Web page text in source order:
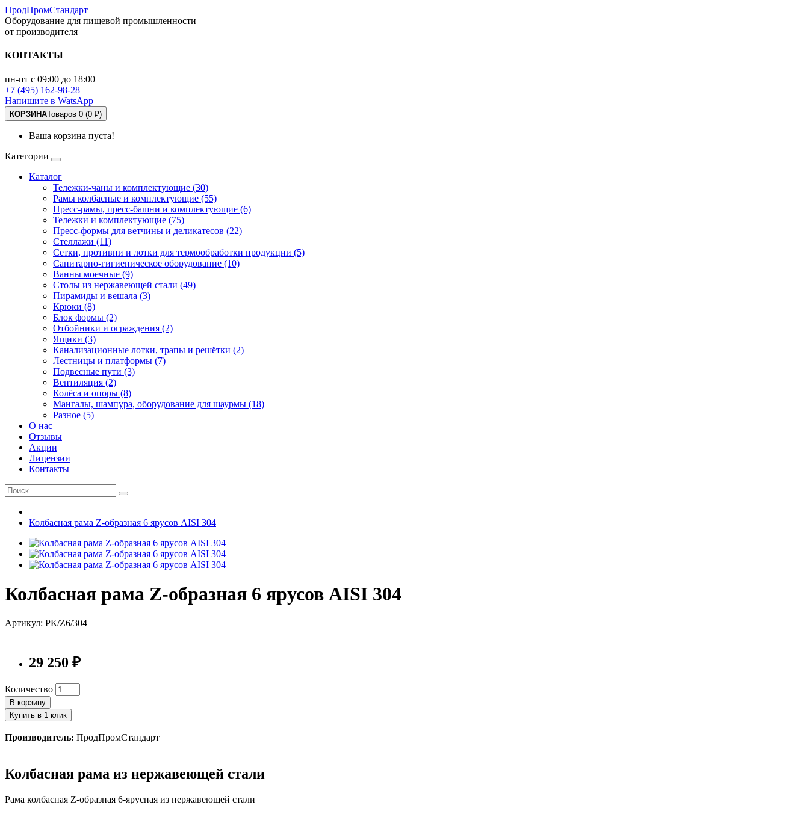
ПродПромСтандарт
Оборудование для пищевой промышленности
от производителя
КОНТАКТЫ
пн-пт с 09:00 до 18:00
+7 (495) 162-98-28
Напишите в WatsApp
КОРЗИНАТоваров 0 (0 ₽)
Ваша корзина пуста!
Категории
Каталог
Тележки-чаны и комплектующие (30)
Рамы колбасные и комплектующие (55)
Пресс-рамы, пресс-башни и комплектующие (6)
Тележки и комплектующие (75)
Пресс-формы для ветчины и деликатесов (22)
Стеллажи (11)
Сетки, противни и лотки для термообработки продукции (5)
Санитарно-гигиеническое оборудование (10)
Ванны моечные (9)
Столы из нержавеющей стали (49)
Пирамиды и вешала (3)
Крюки (8)
Блок формы (2)
Отбойники и ограждения (2)
Ящики (3)
Канализационные лотки, трапы и решётки (2)
Лестницы и платформы (7)
Подвесные пути (3)
Вентиляция (2)
Колёса и опоры (8)
Мангалы, шампура, оборудование для шаурмы (18)
Разное (5)
О нас
Отзывы
Акции
Лицензии
Контакты
Колбасная рама Z-образная 6 ярусов AISI 304
Колбасная рама Z-образная 6 ярусов AISI 304
Артикул: РК/Z6/304
29 250 ₽
Количество
В корзину
Купить в 1 клик
Производитель: ПродПромСтандарт
Колбасная рама из нержавеющей стали
Рама колбасная Z-образная 6-ярусная из нержавеющей стали